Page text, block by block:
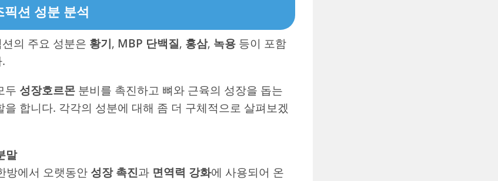
픽션 성분 분석
의 주요 성분은 황기, MBP 단백질, 홍삼, 녹용 등이 포함
두 성장호르몬 분비를 촉진하고 뼈와 근육의 성장을 돕는
을 합니다. 각각의 성분에 대해 좀 더 구체적으로 살펴보겠
말
방에서 오랫동안 성장 촉진과 면역력 강화에 사용되어 온